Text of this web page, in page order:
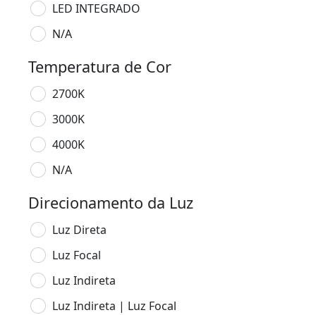
LED INTEGRADO
N/A
Temperatura de Cor
2700K
3000K
4000K
N/A
Direcionamento da Luz
Luz Direta
Luz Focal
Luz Indireta
Luz Indireta | Luz Focal